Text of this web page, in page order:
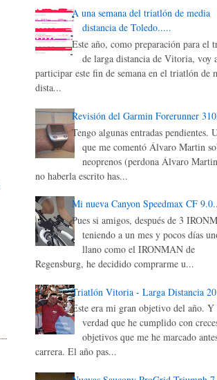
A una semana del triatlón de media
distancia de Toledo.....
Este año, como preparación para el
de larga distancia de Vitoria, voy
participar este fin de semana en el triatlón de
dista...
Revisión del Garmin Forerunner
Tengo algunas entradas pendientes.
que me comentó Álvaro Martin
neoprenos (perdona Álvaro
no haberla escrito has...
Mi nueva Canyon Speedmax CF
Pues si amigos, después de 3
teniendo a un mes y pocos días
llano como el IRONMAN de
Regensburg, he decidido comprarme u...
Triatlón Vitoria - Larga Distancia
Este era mi gran objetivo del año. Y
verdad que he cumplido con
objetivos que me he marcado
carrera. El año pas...